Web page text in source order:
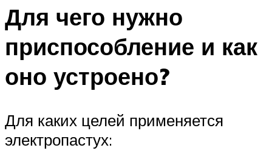
Для чего нужно
приспособление и как
оно устроено?
Для каких целей применяется
электропастух: